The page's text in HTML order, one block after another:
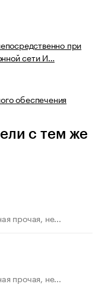
при
сети И…
обеспечения
с тем же
прочая, не...
прочая, не...